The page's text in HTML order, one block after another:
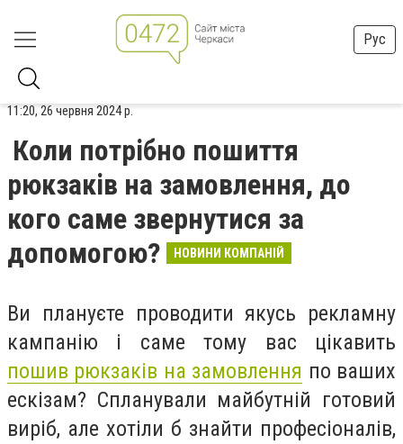
Рус
11:20, 26 червня 2024 р.
Коли потрібно пошиття
рюкзаків на замовлення, до
кого саме звернутися за
допомогою?
НОВИНИ КОМПАНІЙ
Ви плануєте проводити якусь рекламну
кампанію і саме тому вас цікавить
пошив рюкзаків на замовлення по ваших
ескізам? Спланували майбутній готовий
виріб, але хотіли б знайти професіоналів,